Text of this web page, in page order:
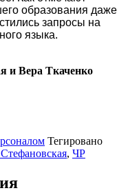
образования даже
запросы на
языка.
и Вера Ткаченко
Тегировано
, ЧР